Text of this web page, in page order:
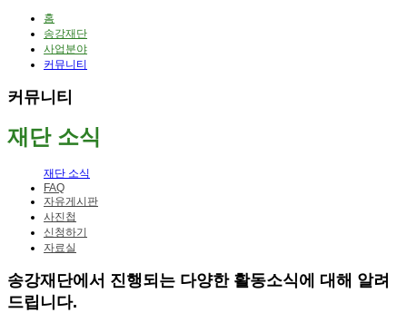
홈
송강재단
사업분야
커뮤니티
커뮤니티
재단 소식
재단 소식
FAQ
자유게시판
사진첩
신청하기
자료실
송강재단에서 진행되는 다양한 활동소식에 대해 알려
드립니다.